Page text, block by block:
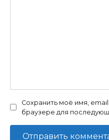
Сохранить моё имя,
браузере для